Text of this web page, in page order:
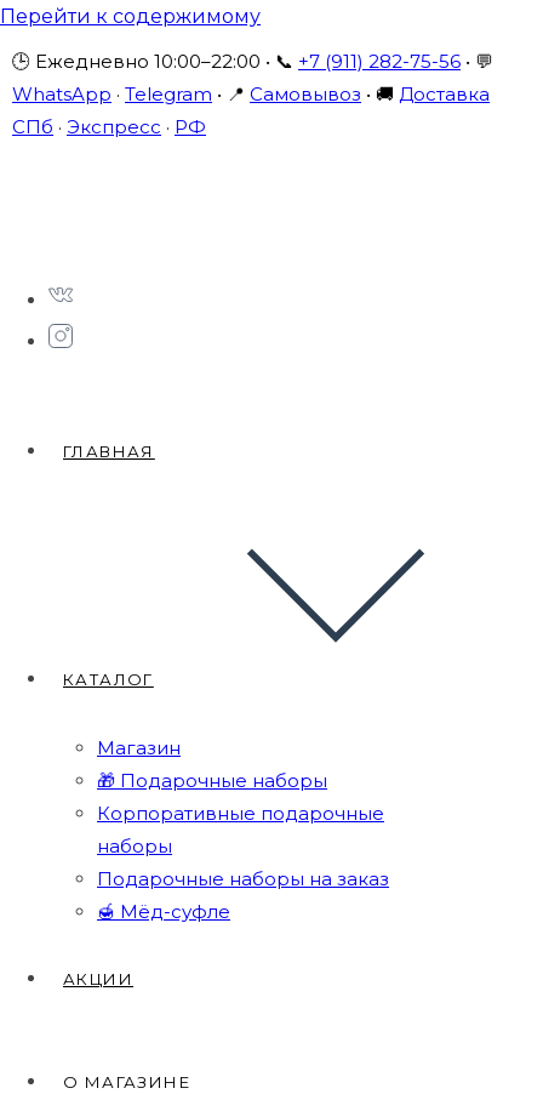
Перейти к содержимому
🕒 Ежедневно 10:00–22:00 • 📞 +7 (911) 282-75-56 • 💬
WhatsApp · Telegram • 📍 Самовывоз • 🚚 Доставка
СПб · Экспресс · РФ
ГЛАВНАЯ
КАТАЛОГ
Магазин
🎁 Подарочные наборы
Корпоративные подарочные
наборы
Подарочные наборы на заказ
🍯 Мёд-суфле
АКЦИИ
О МАГАЗИНЕ